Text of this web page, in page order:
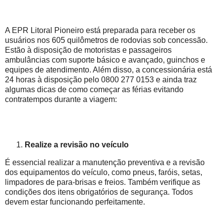
A EPR Litoral Pioneiro está preparada para receber os
usuários nos 605 quilômetros de rodovias sob concessão.
Estão à disposição de motoristas e passageiros
ambulâncias com suporte básico e avançado, guinchos e
equipes de atendimento. Além disso, a concessionária está
24 horas à disposição pelo 0800 277 0153 e ainda traz
algumas dicas de como começar as férias evitando
contratempos durante a viagem:
Realize a revisão no veículo
É essencial realizar a manutenção preventiva e a revisão
dos equipamentos do veículo, como pneus, faróis, setas,
limpadores de para-brisas e freios. Também verifique as
condições dos itens obrigatórios de segurança. Todos
devem estar funcionando perfeitamente.